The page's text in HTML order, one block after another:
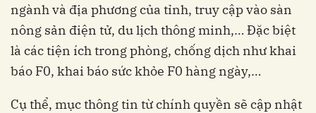
ngành và địa phương của tỉnh, truy cập vào sàn
nông sản điện tử, du lịch thông minh,… Đặc biệt
là các tiện ích trong phòng, chống dịch như khai
báo F0, khai báo sức khỏe F0 hàng ngày,…
Cụ thể, mục thông tin từ chính quyền sẽ cập nhật